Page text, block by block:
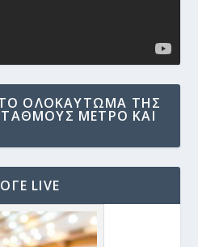
ΤΟ ΟΛΟΚΑΎΤΩΜΑ ΤΗΣ
ΜΕΤΡΟ ΚΑΙ
LIVE